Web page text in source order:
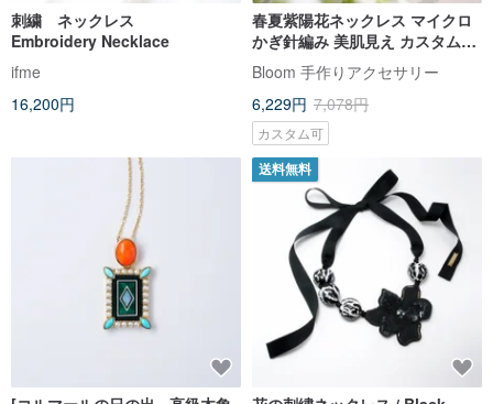
刺繍 ネックレス
Embroidery Necklace
ifme
16,200円
春夏紫陽花ネックレス マイクロ
かぎ針編み 美肌見え カスタムカ
ラー可能
Bloom 手作りアクセサリー
6,229円 7,078円
カスタム可
送料無料